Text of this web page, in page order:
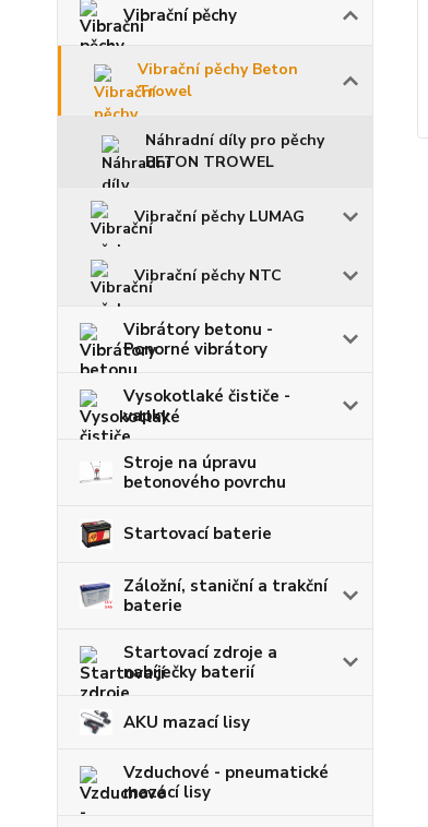
Vibrační pěchy
Vibrační pěchy Beton
Trowel
Náhradní díly pro pěchy
BETON TROWEL
Vibrační pěchy LUMAG
Vibrační pěchy NTC
Vibrátory betonu -
Ponorné vibrátory
Vysokotlaké čističe -
vapky
Stroje na úpravu
betonového povrchu
Startovací baterie
Záložní, staniční a trakční
baterie
Startovací zdroje a
nabíječky baterií
AKU mazací lisy
Vzduchové - pneumatické
mazací lisy